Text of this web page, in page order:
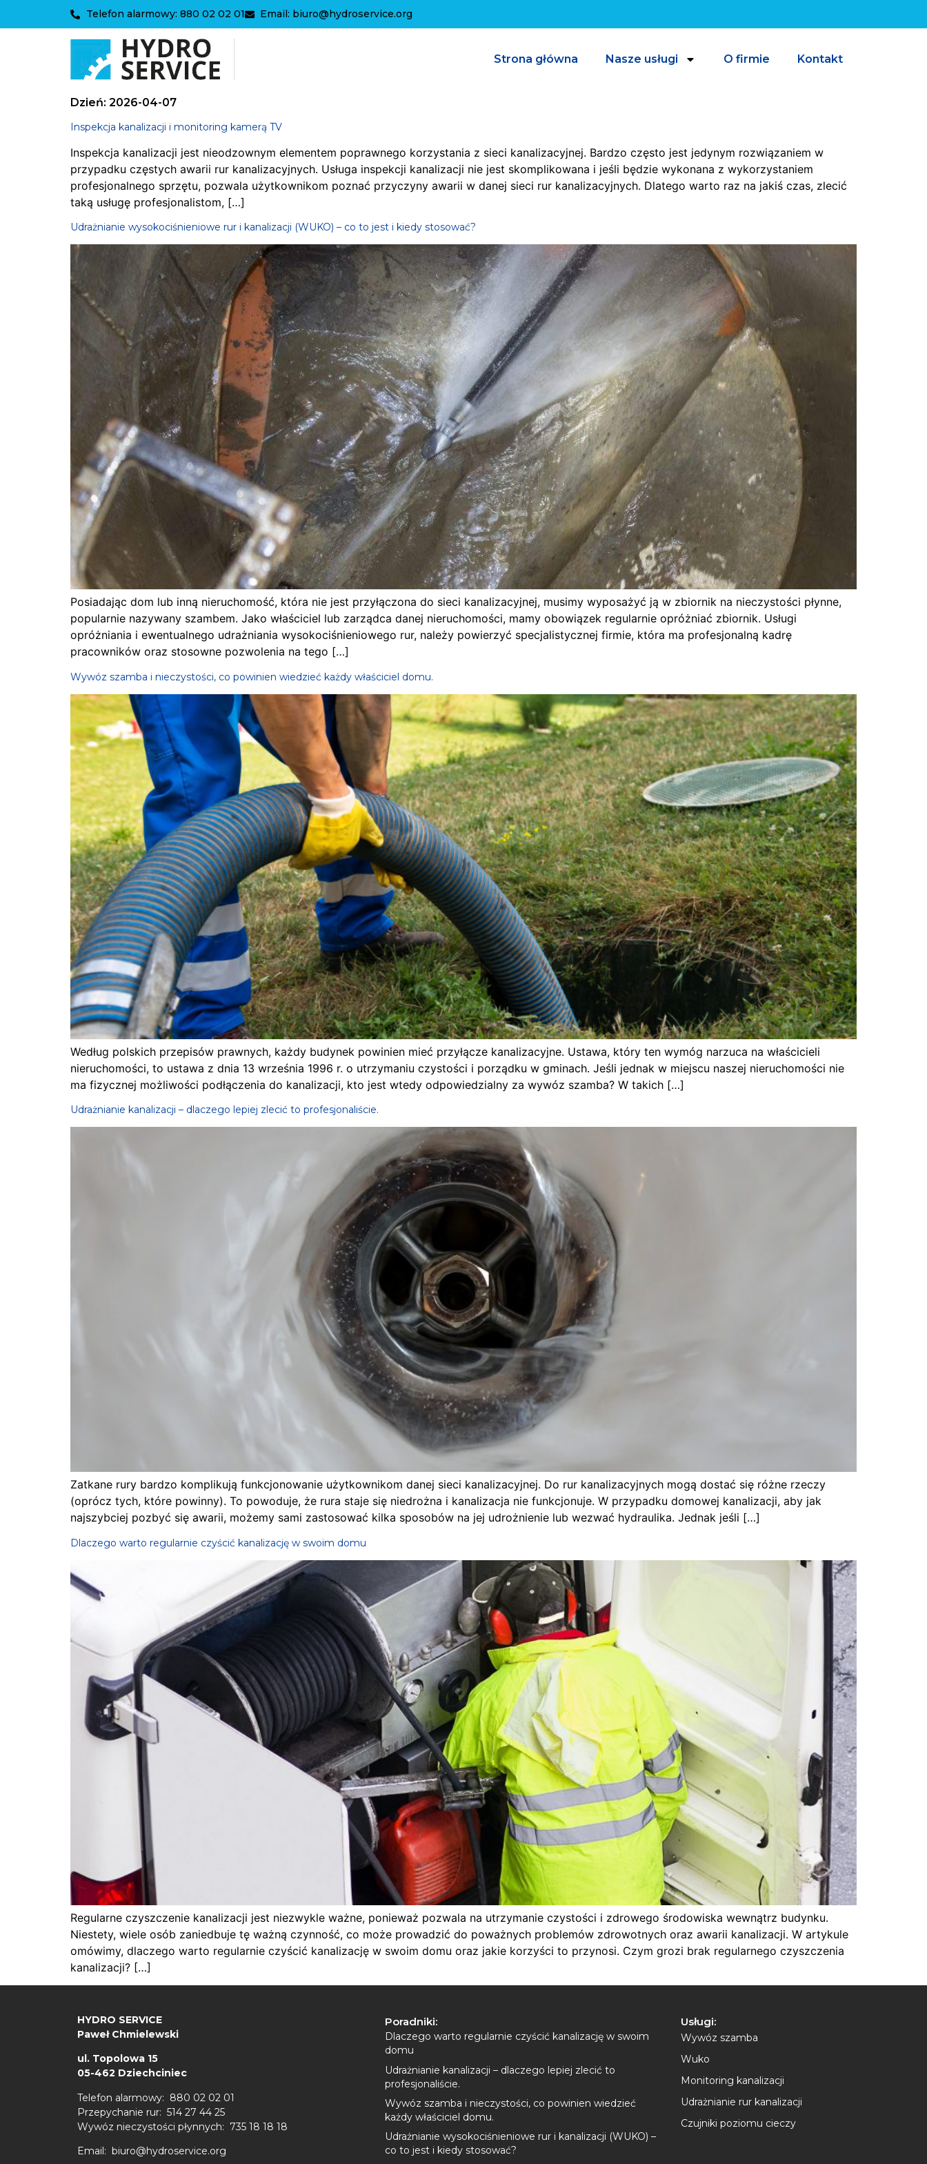
Telefon alarmowy: 880 02 02 01 Email: biuro@hydroservice.org
Strona główna Nasze usługi O firmie Kontakt
Dzień: 2026-04-07
Inspekcja kanalizacji i monitoring kamerą TV
Inspekcja kanalizacji jest nieodzownym elementem poprawnego korzystania z sieci kanalizacyjnej. Bardzo często jest jedynym rozwiązaniem w
przypadku częstych awarii rur kanalizacyjnych. Usługa inspekcji kanalizacji nie jest skomplikowana i jeśli będzie wykonana z wykorzystaniem
profesjonalnego sprzętu, pozwala użytkownikom poznać przyczyny awarii w danej sieci rur kanalizacyjnych. Dlatego warto raz na jakiś czas, zlecić
taką usługę profesjonalistom, […]
Udrażnianie wysokociśnieniowe rur i kanalizacji (WUKO) – co to jest i kiedy stosować?
Posiadając dom lub inną nieruchomość, która nie jest przyłączona do sieci kanalizacyjnej, musimy wyposażyć ją w zbiornik na nieczystości płynne,
popularnie nazywany szambem. Jako właściciel lub zarządca danej nieruchomości, mamy obowiązek regularnie opróżniać zbiornik. Usługi
opróżniania i ewentualnego udrażniania wysokociśnieniowego rur, należy powierzyć specjalistycznej firmie, która ma profesjonalną kadrę
pracowników oraz stosowne pozwolenia na tego […]
Wywóz szamba i nieczystości, co powinien wiedzieć każdy właściciel domu.
Według polskich przepisów prawnych, każdy budynek powinien mieć przyłącze kanalizacyjne. Ustawa, który ten wymóg narzuca na właścicieli
nieruchomości, to ustawa z dnia 13 września 1996 r. o utrzymaniu czystości i porządku w gminach. Jeśli jednak w miejscu naszej nieruchomości nie
ma fizycznej możliwości podłączenia do kanalizacji, kto jest wtedy odpowiedzialny za wywóz szamba? W takich […]
Udrażnianie kanalizacji – dlaczego lepiej zlecić to profesjonaliście.
Zatkane rury bardzo komplikują funkcjonowanie użytkownikom danej sieci kanalizacyjnej. Do rur kanalizacyjnych mogą dostać się różne rzeczy
(oprócz tych, które powinny). To powoduje, że rura staje się niedrożna i kanalizacja nie funkcjonuje. W przypadku domowej kanalizacji, aby jak
najszybciej pozbyć się awarii, możemy sami zastosować kilka sposobów na jej udrożnienie lub wezwać hydraulika. Jednak jeśli […]
Dlaczego warto regularnie czyścić kanalizację w swoim domu
Regularne czyszczenie kanalizacji jest niezwykle ważne, ponieważ pozwala na utrzymanie czystości i zdrowego środowiska wewnątrz budynku.
Niestety, wiele osób zaniedbuje tę ważną czynność, co może prowadzić do poważnych problemów zdrowotnych oraz awarii kanalizacji. W artykule
omówimy, dlaczego warto regularnie czyścić kanalizację w swoim domu oraz jakie korzyści to przynosi. Czym grozi brak regularnego czyszczenia
kanalizacji? […]
HYDRO SERVICE
Paweł Chmielewski
ul. Topolowa 15
05-462 Dziechciniec
Telefon alarmowy: 880 02 02 01
Przepychanie rur: 514 27 44 25
Wywóz nieczystości płynnych: 735 18 18 18
Email: biuro@hydroservice.org
Poradniki:
Dlaczego warto regularnie czyścić kanalizację w swoim
domu
Udrażnianie kanalizacji – dlaczego lepiej zlecić to
profesjonaliście.
Wywóz szamba i nieczystości, co powinien wiedzieć
każdy właściciel domu.
Udrażnianie wysokociśnieniowe rur i kanalizacji (WUKO) –
co to jest i kiedy stosować?
Usługi:
Wywóz szamba
Wuko
Monitoring kanalizacji
Udrażnianie rur kanalizacji
Czujniki poziomu cieczy